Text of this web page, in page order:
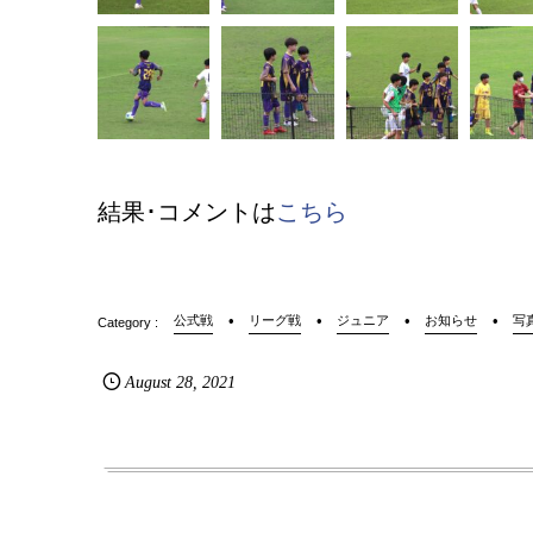
結果･コメントはこちら
公式戦 リーグ戦 ジュニア お知らせ 写
August 28 ,2021